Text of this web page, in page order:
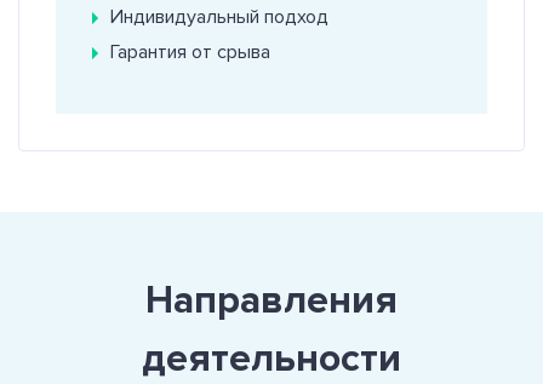
Индивидуальный подход
Гарантия от срыва
Направления
деятельности